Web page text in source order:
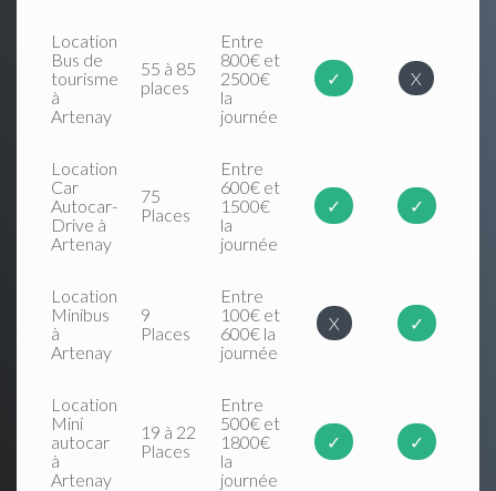
Location
Bus de
tourisme
à
Artenay
55 à 85
places
Entre
800€ et
2500€
la
journée
✓ X
Location
Car
Autocar-
Drive à
Artenay
75
Places
Entre
600€ et
1500€
la
journée
✓ ✓
Location
Minibus
à
Artenay
9
Places
Entre
100€ et
600€ la
journée
X ✓
Location
Mini
autocar
à
Artenay
19 à 22
Places
Entre
500€ et
1800€
la
journée
✓ ✓